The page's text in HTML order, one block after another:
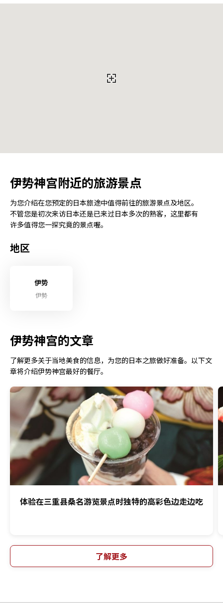
伊势神宫附近的旅游景点
为您介绍在您预定的日本旅途中值得前往的旅游景点及地区。
不管您是初次来访日本还是已来过日本多次的熟客，这里都有
许多值得您一探究竟的景点喔。
地区
伊势
伊勢
伊势神宫的文章
了解更多关于当地美食的信息，为您的日本之旅做好准备。以下文
章将介绍伊势神宫最好的餐厅。
体验在三重县桑名游览景点时独特的高彩色边走边吃
了解更多